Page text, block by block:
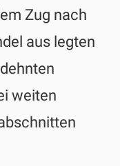
Zug nach
aus legten
weiten